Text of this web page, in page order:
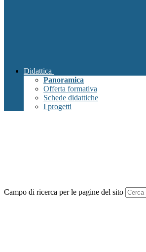
Didattica
Panoramica
Offerta formativa
Schede didattiche
I progetti
Campo di ricerca per le pagine del sito